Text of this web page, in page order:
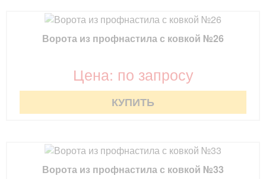
Ворота из профнастила с ковкой №26
Цена: по запросу
КУПИТЬ
Ворота из профнастила с ковкой №33